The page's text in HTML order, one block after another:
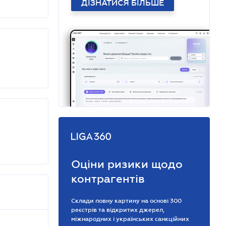
ДІЗНАТИСЯ БІЛЬШЕ
Оціни ризики щодо
контрагентів
Склади повну картину на основі 300
реєстрів та відкритих джерел,
міжнародних і українських санкційних